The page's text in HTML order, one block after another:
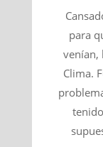
para
venían,
Clima.